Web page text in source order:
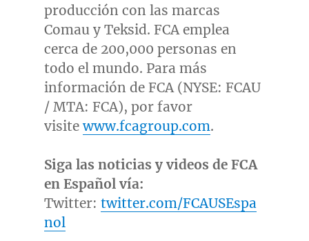
producción con las marcas
Comau y Teksid. FCA emplea
cerca de 200,000 personas en
todo el mundo. Para más
información de FCA (NYSE: FCAU
/ MTA: FCA), por favor
visitewww.fcagroup.com.
Siga las noticias y videos de FCA
en Español vía:
Twitter: twitter.com/FCAUSEspa
nol